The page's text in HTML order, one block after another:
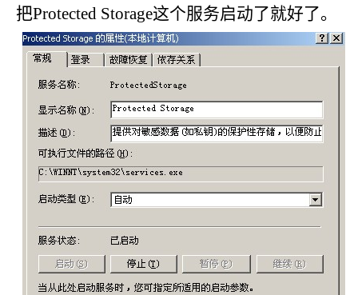
把Protected Storage这个服务启动了就好了。